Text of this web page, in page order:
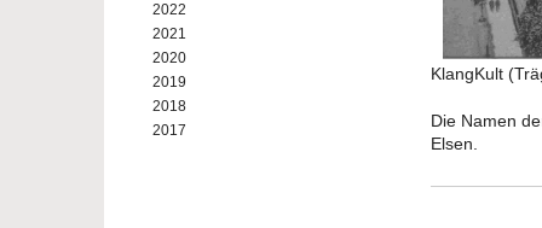
2022
2021
2020
2019
2018
2017
KlangKult
Die Namen
Elsen.